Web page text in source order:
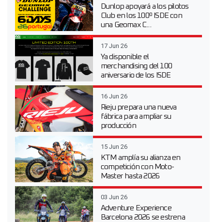
Dunlop apoyará a los pilotos
Club en los 100º ISDE con
una Geomax C...
17 Jun 26
Ya disponible el
merchandising del 100
aniversario de los ISDE
16 Jun 26
Rieju prepara una nueva
fábrica para ampliar su
producción
15 Jun 26
KTM amplía su alianza en
competición con Moto-
Master hasta 2026
03 Jun 26
Adventure Experience
Barcelona 2026 se estrena